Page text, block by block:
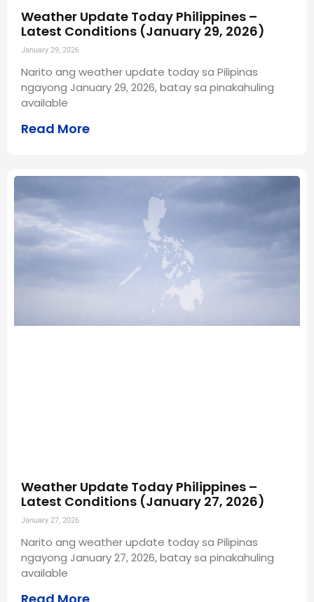
Weather Update Today Philippines –
Latest Conditions (January 29, 2026)
January 29, 2026
Narito ang weather update today sa Pilipinas
ngayong January 29, 2026, batay sa pinakahuling
available
Read More
Weather Update Today Philippines –
Latest Conditions (January 27, 2026)
January 27, 2026
Narito ang weather update today sa Pilipinas
ngayong January 27, 2026, batay sa pinakahuling
available